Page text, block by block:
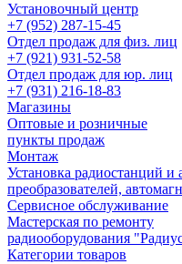
Установочный центр
+7 (952) 287-15-45
Отдел продаж для физ. лиц
+7 (921) 931-52-58
Отдел продаж для юр. лиц
+7 (931) 216-18-83
Магазины
Оптовые и розничные
пункты продаж
Монтаж
Установка радиостанций и
преобразователей,
Сервисное обслуживание
Мастерская по ремонту
радиооборудования
Категории товаров